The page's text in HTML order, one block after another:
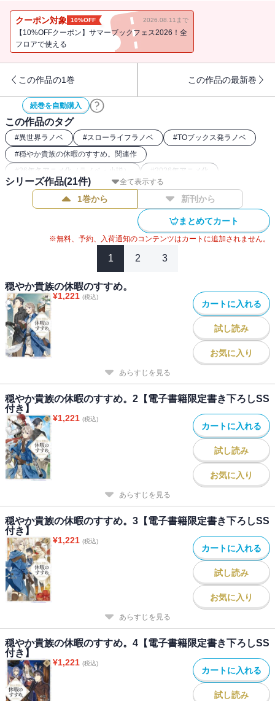
（リピート放送：毎週月曜 9時30分～／毎週水曜 15時30分～）
※放送日時は予告なく変更となる場合がございます。
１巻・２巻も即重版、グッズ展開にコミカライズと絶好調で進撃
中！
癒し系異世界冒険ファンタジー！
【あらすじ】
建国４００年を祝う建国祭で賑わう街で、休暇を楽しむリゼル。祭
の衣装を身に付けたり、スタッド＆ジャッジの年下コンビと屋台を
見て回ったりと思う存分満喫していると、レイ子爵から、国主催の
パーティーに冒険者として参加しないかと誘われる。パーティー会
場で出会ったのは、なんとジルの兄。騎士の家柄に生まれ育った彼
は、家を捨てて冒険者となったジルを目の敵にしており…！？ヒス
イが属するＳランクのパーティに出会ったり、リゼルたちのパーテ
ィもランク昇格したりと、冒険者ライフも絶好調！パーティ名のア
イディアが絶妙に残念なことだけが悩み（？）の、ほのほの休暇第
４弾！
クーポン対象 10%OFF 2026.08.11まで
【10%OFFクーポン】サマーブックフェス2026！全
フロアで使える
この作品の1巻 この作品の最新巻
続巻を自動購入
この作品のタグ
#異世界ラノベ #スローライフラノベ #TOブックス発ラノベ
#穏やか貴族の休暇のすすめ。関連作
#26年冬アニメ化（ラノベ・小説） #2026年アニメ化
#なろう発小説・ラノベ
全て表示する
シリーズ作品(21件)
1巻から 新刊から
まとめてカート
※無料、予約、入荷通知のコンテンツはカートに追加されません。
1 2 3
穏やか貴族の休暇のすすめ。
¥1,221 (税込)
カートに入れる
試し読み
お気に入り
あらすじを見る
穏やか貴族の休暇のすすめ。2【電子書籍限定書き下ろしSS
付き】
¥1,221 (税込)
カートに入れる
試し読み
お気に入り
あらすじを見る
穏やか貴族の休暇のすすめ。3【電子書籍限定書き下ろしSS
付き】
¥1,221 (税込)
カートに入れる
試し読み
お気に入り
あらすじを見る
穏やか貴族の休暇のすすめ。4【電子書籍限定書き下ろしSS
付き】
¥1,221 (税込)
カートに入れる
試し読み